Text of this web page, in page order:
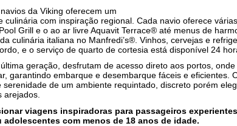
da Viking oferecem um
culinária com inspiração regional. Cada navio oferece
Grill e o ao ar livre Aquavit Terrace® até menus de
culinária italiana no Manfredi’s®. Vinhos, cervejas e
e o serviço de quarto de cortesia está disponível 24
geração, desfrutam de acesso direto aos portos,
garantindo embarque e desembarque fáceis e eficientes.
de um ambiente requintado, discreto porém
arejados.
viagens inspiradoras para passageiros
com menos de 18 anos de idade.